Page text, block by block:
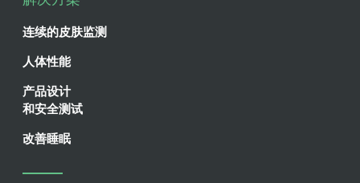
连续的皮肤监测
人体性能
产品设计
和安全测试
改善睡眠